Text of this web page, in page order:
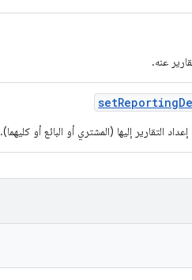
عنه.
setReporting
التقارير إليها (المشتري أو البائع أو كليهما).